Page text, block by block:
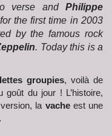
verse andPhilippe
the first time in 2003
by the famous rock
. Today this is a
groupies, voilà de
goût du jour ! L’histoire,
la vacheest une